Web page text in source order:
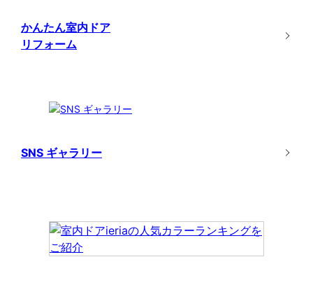
かんたん室内ドア
リフォーム
SNS ギャラリー